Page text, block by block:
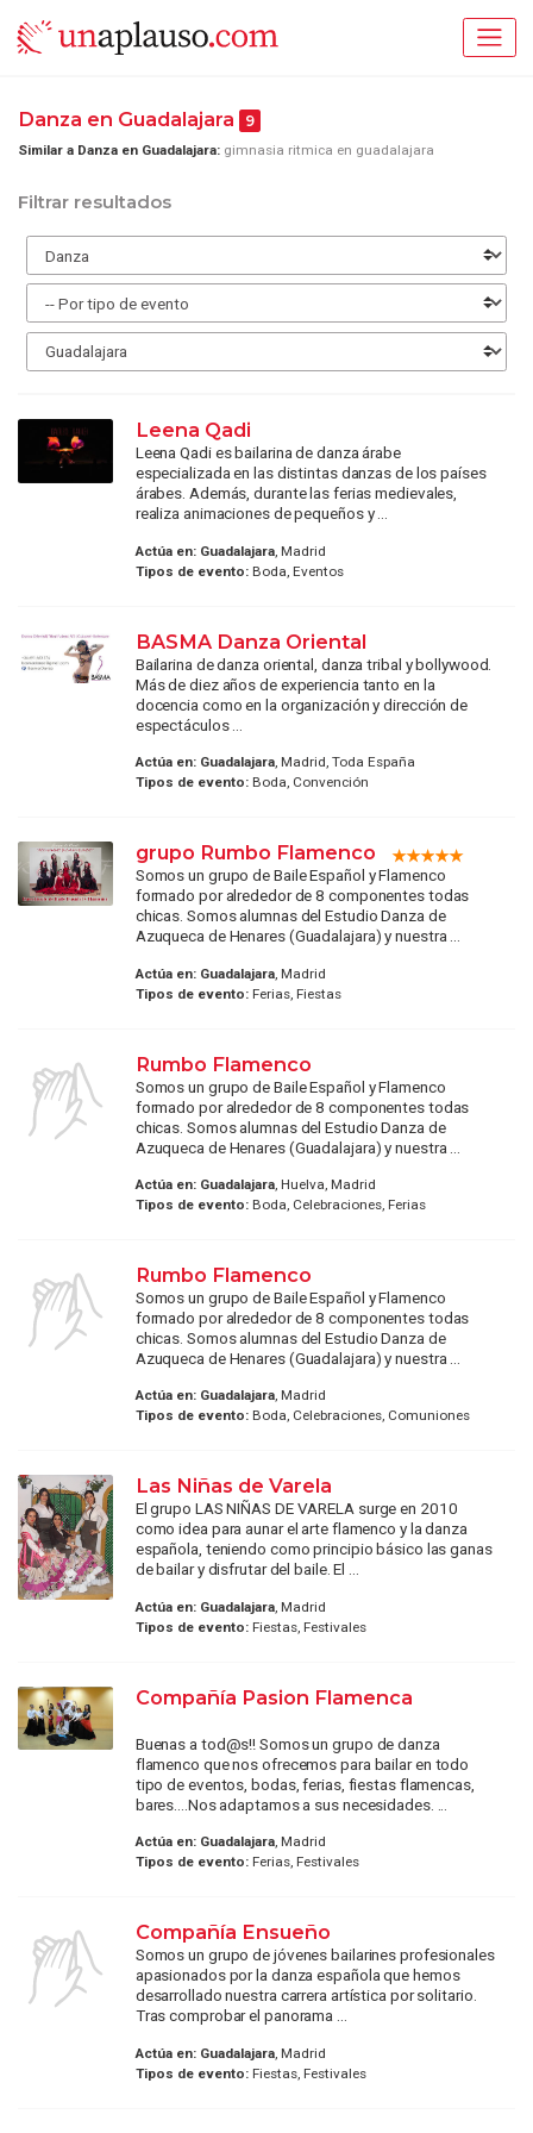
Danza en Guadalajara 9
Similar a Danza en Guadalajara: gimnasia ritmica en guadalajara
Filtrar resultados
Leena Qadi
Leena Qadi es bailarina de danza árabe
especializada en las distintas danzas de los países
árabes. Además, durante las ferias medievales,
realiza animaciones de pequeños y ...
Actúa en: Guadalajara, Madrid
Tipos de evento:Boda, Eventos
BASMA Danza Oriental
Bailarina de danza oriental, danza tribal y bollywood.
Más de diez años de experiencia tanto en la
docencia como en la organización y dirección de
espectáculos ...
Actúa en: Guadalajara, Madrid, Toda España
Tipos de evento:Boda, Convención
grupo Rumbo Flamenco
Somos un grupo de Baile Español y Flamenco
formado por alrededor de 8 componentes todas
chicas. Somos alumnas del Estudio Danza de
Azuqueca de Henares (Guadalajara) y nuestra ...
Actúa en: Guadalajara, Madrid
Tipos de evento:Ferias, Fiestas
Rumbo Flamenco
Somos un grupo de Baile Español y Flamenco
formado por alrededor de 8 componentes todas
chicas. Somos alumnas del Estudio Danza de
Azuqueca de Henares (Guadalajara) y nuestra ...
Actúa en: Guadalajara, Huelva, Madrid
Tipos de evento:Boda, Celebraciones, Ferias
Rumbo Flamenco
Somos un grupo de Baile Español y Flamenco
formado por alrededor de 8 componentes todas
chicas. Somos alumnas del Estudio Danza de
Azuqueca de Henares (Guadalajara) y nuestra ...
Actúa en: Guadalajara, Madrid
Tipos de evento:Boda, Celebraciones, Comuniones
Las Niñas de Varela
El grupo LAS NIÑAS DE VARELA surge en 2010
como idea para aunar el arte flamenco y la danza
española, teniendo como principio básico las ganas
de bailar y disfrutar del baile. El ...
Actúa en: Guadalajara, Madrid
Tipos de evento:Fiestas, Festivales
Compañía Pasion Flamenca
Buenas a tod@s!! Somos un grupo de danza
flamenco que nos ofrecemos para bailar en todo
tipo de eventos, bodas, ferias, fiestas flamencas,
bares....Nos adaptamos a sus necesidades. ...
Actúa en: Guadalajara, Madrid
Tipos de evento:Ferias, Festivales
Compañía Ensueño
Somos un grupo de jóvenes bailarines profesionales
apasionados por la danza española que hemos
desarrollado nuestra carrera artística por solitario.
Tras comprobar el panorama ...
Actúa en: Guadalajara, Madrid
Tipos de evento:Fiestas, Festivales